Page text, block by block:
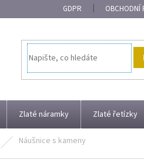
GDPR OBCHODNÍ
Zlaté náramky Zlaté řetízky
Náušnice s kameny